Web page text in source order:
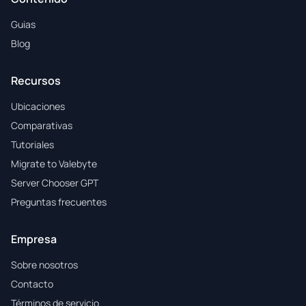
Guias
Blog
Recursos
Ubicaciones
Comparativas
Tutoriales
Migrate to Valebyte
Server Chooser GPT
Preguntas frecuentes
Empresa
Sobre nosotros
Contacto
Términos de servicio